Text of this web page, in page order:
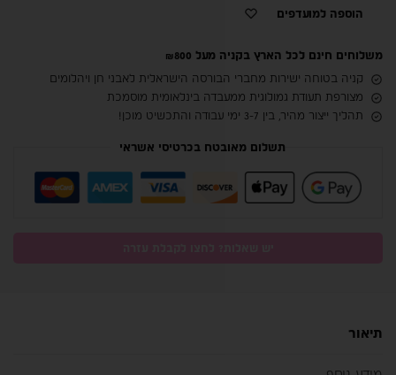
הוספה למועדפים
משלוחים חינם לכל הארץ בקניה מעל ₪800
קניה בטוחה ישירות מחברי הבורסה הישראלית לאבני חן ויהלומים
מצורפת תעודת גמולוגית ממעבדה בינלאומית מוסמכת
תהליך ייצור מהיר, בין 3-7 ימי עבודה והתכשיט מוכן!
תשלום מאובטח בכרטיסי אשראי
תיאור